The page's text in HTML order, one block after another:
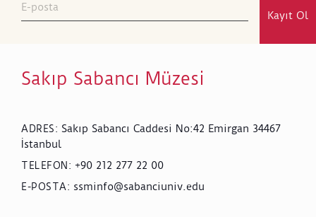
Kayıt Ol
Sakıp Sabancı Müzesi
ADRES: Sakıp Sabancı Caddesi No:42 Emirgan 34467
İstanbul
TELEFON : +90 212 277 22 00
E-POSTA: ssminfo@sabanciuniv.edu